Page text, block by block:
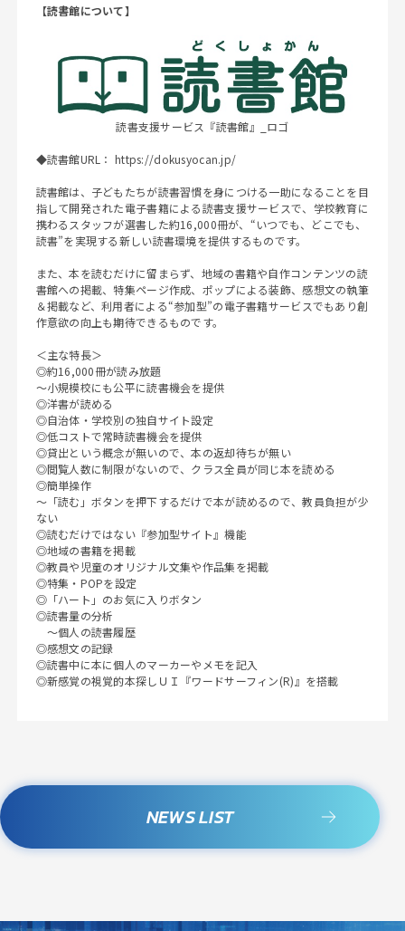
【読書館について】
読書支援サービス『読書館』_ロゴ
◆読書館URL：https://dokusyocan.jp/
読書館は、子どもたちが読書習慣を身につける一助になることを目
指して開発された電子書籍による読書支援サービスで、学校教育に
携わるスタッフが選書した約16,000冊が、“いつでも、どこでも、
読書”を実現する新しい読書環境を提供するものです。
また、本を読むだけに留まらず、地域の書籍や自作コンテンツの読
書館への掲載、特集ページ作成、ポップによる装飾、感想文の執筆
＆掲載など、利用者による“参加型”の電子書籍サービスでもあり創
作意欲の向上も期待できるものです。
＜主な特長＞
◎約16,000冊が読み放題
～小規模校にも公平に読書機会を提供
◎洋書が読める
◎自治体・学校別の独自サイト設定
◎低コストで常時読書機会を提供
◎貸出という概念が無いので、本の返却待ちが無い
◎閲覧人数に制限がないので、クラス全員が同じ本を読める
◎簡単操作
～「読む」ボタンを押下するだけで本が読めるので、教員負担が少
ない
◎読むだけではない『参加型サイト』機能
◎地域の書籍を掲載
◎教員や児童のオリジナル文集や作品集を掲載
◎特集・POPを設定
◎「ハート」のお気に入りボタン
◎読書量の分析
～個人の読書履歴
◎感想文の記録
◎読書中に本に個人のマーカーやメモを記入
◎新感覚の視覚的本探しＵＩ『ワードサーフィン(R)』を搭載
NEWS LIST